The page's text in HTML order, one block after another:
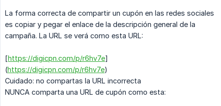
La forma correcta de compartir un cupón en las redes sociales
es copiar y pegar el enlace de la descripción general de la
campaña. La URL se verá como esta URL:
[https://digicpn.com/p/r6hv7e]
(https://digicpn.com/p/r6hv7e)
Cuidado: no compartas la URL incorrecta
NUNCA comparta una URL de cupón como esta: